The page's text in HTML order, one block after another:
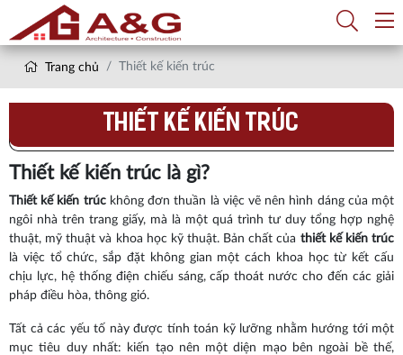
Trang chủ Thiết kế kiến trúc
THIẾT KẾ KIẾN TRÚC
Thiết kế kiến trúc là gì?
Thiết kế kiến trúckhông đơn thuần là việc vẽ nên hình dáng của một
ngôi nhà trên trang giấy, mà là một quá trình tư duy tổng hợp nghệ
thuật, mỹ thuật và khoa học kỹ thuật. Bản chất của thiết kế kiến trúc
là việc tổ chức, sắp đặt không gian một cách khoa học từ kết cấu
chịu lực, hệ thống điện chiếu sáng, cấp thoát nước cho đến các giải
pháp điều hòa, thông gió.
Tất cả các yếu tố này được tính toán kỹ lưỡng nhằm hướng tới một
mục tiêu duy nhất: kiến tạo nên một diện mạo bên ngoài bề thế,